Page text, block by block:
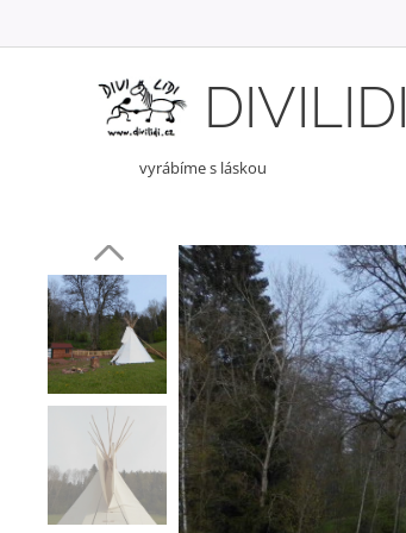
DIVILIDI
vyrábíme s láskou